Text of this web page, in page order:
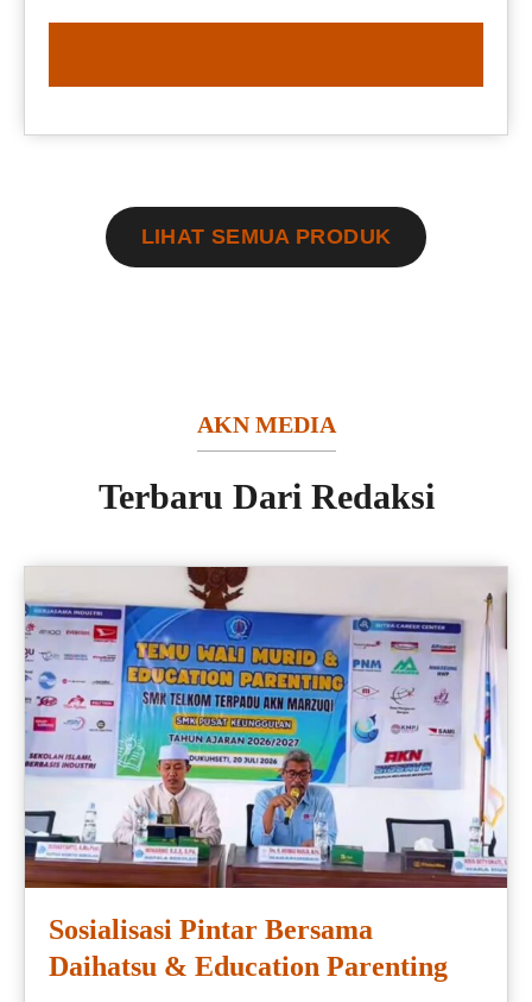
LIHAT SEMUA PRODUK
AKN MEDIA
Terbaru Dari Redaksi
Sosialisasi Pintar Bersama
Daihatsu & Education Parenting